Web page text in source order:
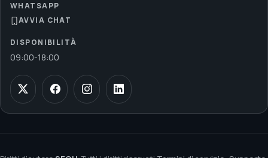
WHATSAPP
AVVIA CHAT
DISPONIBILITÀ
09:00-18:00